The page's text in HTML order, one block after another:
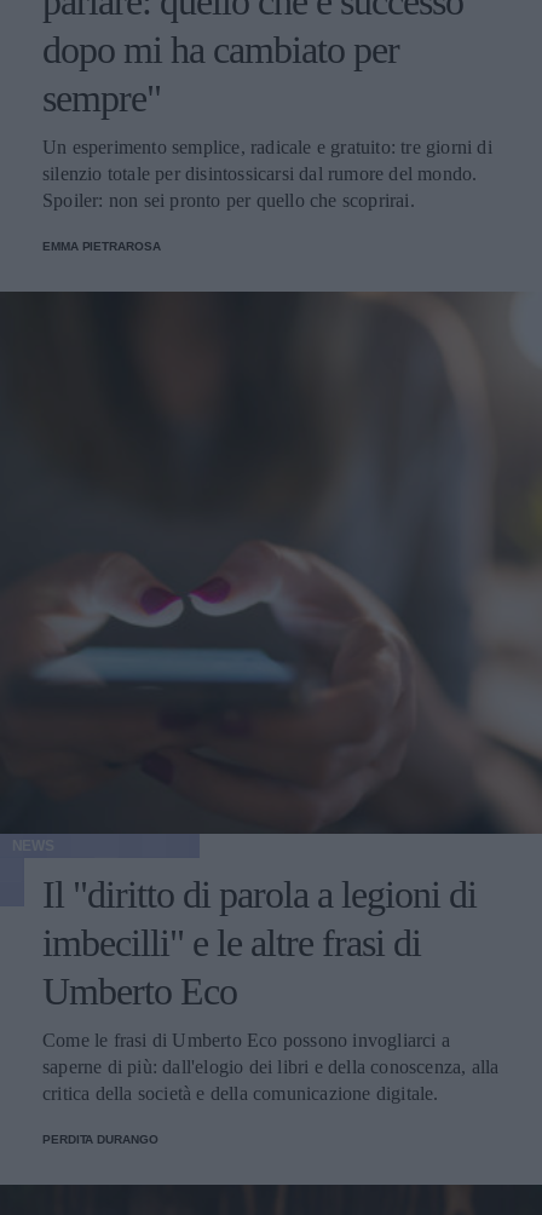
dopo mi ha cambiato per
sempre"
Un esperimento semplice, radicale e gratuito: tre giorni di
silenzio totale per disintossicarsi dal rumore del mondo.
Spoiler: non sei pronto per quello che scoprirai.
EMMA PIETRAROSA
Il "diritto di parola a legioni di
imbecilli" e le altre frasi di
Umberto Eco
Come le frasi di Umberto Eco possono invogliarci a
saperne di più: dall'elogio dei libri e della conoscenza, alla
critica della società e della comunicazione digitale.
PERDITA DURANGO